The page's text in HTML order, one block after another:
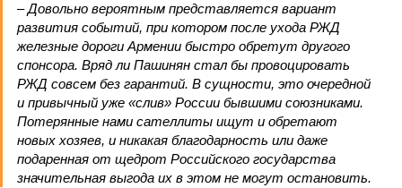
– Довольно вероятным представляется вариант
развития событий, при котором после ухода РЖД
железные дороги Армении быстро обретут другого
спонсора. Вряд ли Пашинян стал бы провоцировать
РЖД совсем без гарантий. В сущности, это очередной
и привычный уже «слив» России бывшими союзниками.
Потерянные нами сателлиты ищут и обретают
новых хозяев, и никакая благодарность или даже
подаренная от щедрот Российского государства
значительная выгода их в этом не могут остановить.